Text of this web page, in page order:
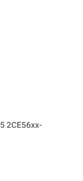
2CE56xx-